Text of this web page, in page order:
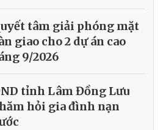
tâm giải phóng mặt
giao cho 2 dự án cao
9/2026
tỉnh Lâm Đồng Lưu
hỏi gia đình nạn